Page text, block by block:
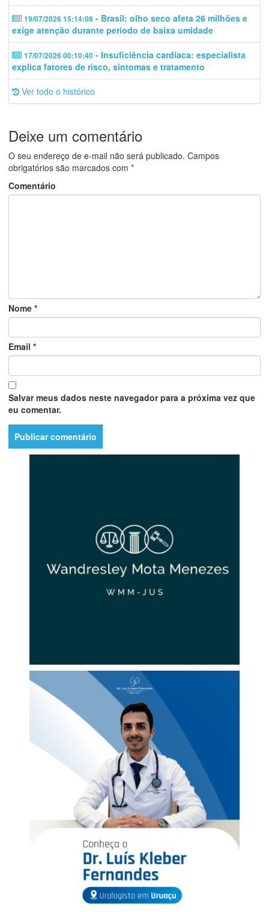
19/07/2026 15:14:08 - Brasil: olho seco afeta 26 milhões e
exige atenção durante período de baixa umidade
17/07/2026 00:10:40 - Insuficiência cardíaca: especialista
explica fatores de risco, sintomas e tratamento
Ver todo o histórico
Deixe um comentário
O seu endereço de e-mail não será publicado. Campos
obrigatórios são marcados com *
Comentário
Nome *
Email *
Salvar meus dados neste navegador para a próxima vez que
eu comentar.